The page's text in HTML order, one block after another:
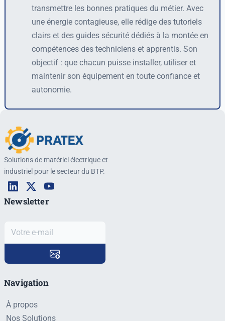
transmettre les bonnes pratiques du métier. Avec
une énergie contagieuse, elle rédige des tutoriels
clairs et des guides sécurité dédiés à la montée en
compétences des techniciens et apprentis. Son
objectif : que chacun puisse installer, utiliser et
maintenir son équipement en toute confiance et
autonomie.
Solutions de matériel électrique et
industriel pour le secteur du BTP.
Navigation
À propos
Nos Solutions
Newsletter